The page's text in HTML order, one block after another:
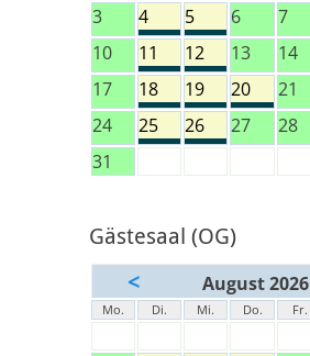
3
4 5 6 7
10
11 12 13 14
17
18 19 20 21
24
25 26 27 28
31
Gästesaal (OG)
< August 2026
Mo. Di. Mi. Do. Fr.